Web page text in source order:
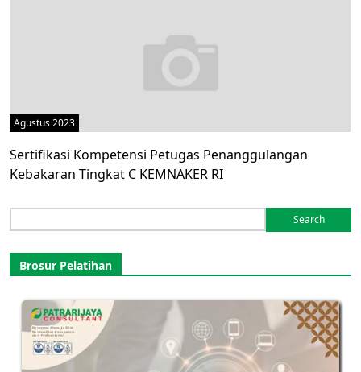
Agustus 2023
Sertifikasi Kompetensi Petugas Penanggulangan
Kebakaran Tingkat C KEMNAKER RI
for:
Brosur Pelatihan